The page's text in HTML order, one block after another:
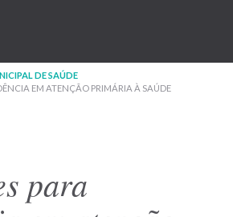
recolher
DE SAÚDE
EM ATENÇÃO PRIMÁRIA À SAÚDE
para